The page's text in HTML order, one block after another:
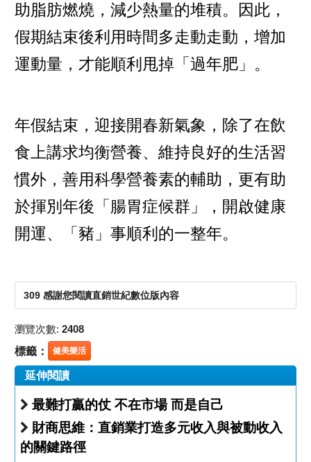
助脂肪燃燒，減少熱量的堆積。因此，
假期結束後利用時間多走動走動，增加
運動量，才能順利甩掉「過年肥」。
年假結束，迎接開春新氣象，除了在飲
食上講求均衡營養、維持良好的生活習
慣外，善用科學營養素的輔助，更有助
於揮別年後「腸胃症候群」，開啟健康
開運、「豬」事順利的一整年。
309 感謝您閱讀直銷世紀數位版內容
瀏覽次數: 2408
標籤： 健美樂活
延伸閱讀
最難打贏的仗 不在市場 而是自己
財商思維：直銷業打造多元收入與被動收入
的關鍵路徑